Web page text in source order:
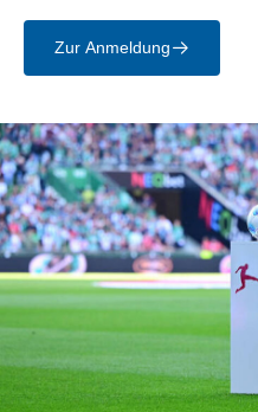
Zur Anmeldung􀄫